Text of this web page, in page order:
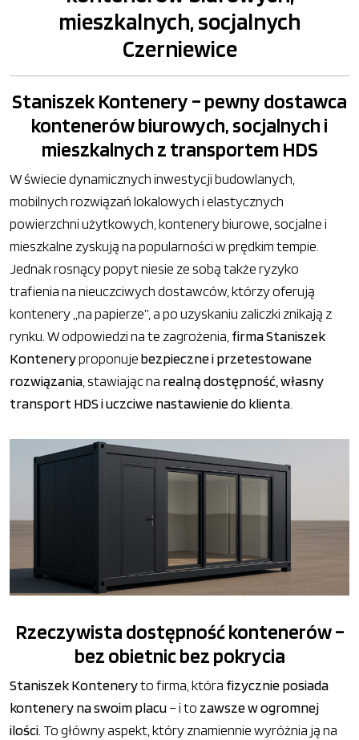
mieszkalnych, socjalnych
Czerniewice
Staniszek Kontenery – pewny dostawca
kontenerów biurowych, socjalnych i
mieszkalnych z transportem HDS
W świecie dynamicznych inwestycji budowlanych,
mobilnych rozwiązań lokalowych i elastycznych
powierzchni użytkowych, kontenery biurowe, socjalne i
mieszkalne zyskują na popularności w prędkim tempie.
Jednak rosnący popyt niesie ze sobą także ryzyko
trafienia na nieuczciwych dostawców, którzy oferują
kontenery „na papierze”, a po uzyskaniu zaliczki znikają z
rynku. W odpowiedzi na te zagrożenia, firma Staniszek
Konteneryproponujebezpieczne i przetestowane
rozwiązania , stawiając na realną dostępność, własny
transport HDS i uczciwe nastawienie do klienta
Rzeczywista dostępność kontenerów –
bez obietnic bez pokrycia
Staniszek Konteneryto firma, która fizycznie posiada
kontenery na swoim placu– i to zawsze w ogromnej
ilości. To główny aspekt, który znamiennie wyróżnia ją na